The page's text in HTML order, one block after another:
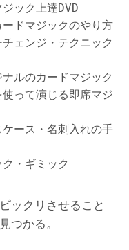
ック上達DVD
ドマジックのやり方
ェンジ・テクニック
ルのカードマジック
って演じる即席マジ
ース・名刺入れの手
・ギミック
ックリさせること
つかる。